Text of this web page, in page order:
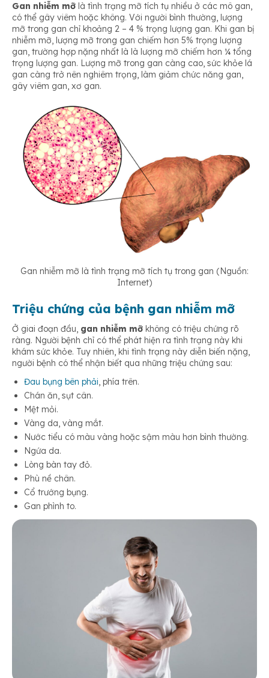
Gan nhiễm mỡ là tình trạng mỡ tích tụ nhiều ở các mô gan,
có thể gây viêm hoặc không. Với người bình thường, lượng
mỡ trong gan chỉ khoảng 2 – 4 % trọng lượng gan. Khi gan bị
nhiễm mỡ, lượng mỡ trong gan chiếm hơn 5% trọng lượng
gan, trường hợp nặng nhất là là lượng mỡ chiếm hơn ¼ tổng
trọng lượng gan. Lượng mỡ trong gan càng cao, sức khỏe lá
gan càng trở nên nghiêm trọng, làm giảm chức năng gan,
gây viêm gan, xơ gan.
Gan nhiễm mỡ là tình trạng mỡ tích tụ trong gan (Nguồn:
Internet)
Triệu chứng của bệnh gan nhiễm mỡ
Ở giai đoạn đầu, gan nhiễm mỡ không có triệu chứng rõ
ràng. Người bệnh chỉ có thể phát hiện ra tình trạng này khi
khám sức khỏe. Tuy nhiên, khi tình trạng này diễn biến nặng,
người bệnh có thể nhận biết qua những triệu chứng sau:
Đau bụng bên phải, phía trên.
Chán ăn, sụt cân.
Mệt mỏi.
Vàng da, vàng mắt.
Nước tiểu có màu vàng hoặc sậm màu hơn bình thường.
Ngứa da.
Lòng bàn tay đỏ.
Phù nề chân.
Cổ trướng bụng.
Gan phình to.